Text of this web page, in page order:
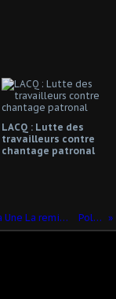
LACQ : Lutte des
travailleurs contre
chantage patronal
Analyses et débats pour le renouveau d’une pensée de l’émancipation. À la Une La remise à zéro du capitalisme mondial : changement d’époque ? 29 décembre, par Denis COLLIN Nous avons encore beaucoup de mal à comprendre que le monde dans lequel nous sommes nés et qui avait déjà quelques siècles est en train d’agoniser. La mue radicale du capitalisme au XXIe siècle laisse tout le monde ou presqu Police partout, santé nulle part